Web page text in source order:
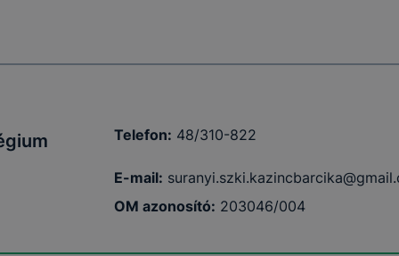
Telefon: 48/310-822
E-mail:
OM azonosító: 203046/004